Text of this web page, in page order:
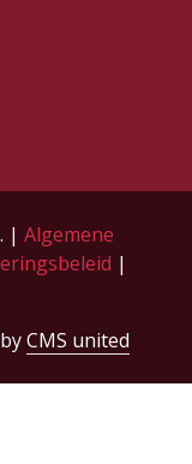
. | Algemene
|
CMS united